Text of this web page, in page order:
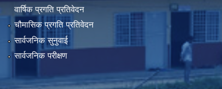
वार्षिक प्रगति प्रतिवेदन
चौमासिक प्रगति प्रतिवेदन
सार्वजनिक सुनुवाई
सार्वजनिक परीक्षण